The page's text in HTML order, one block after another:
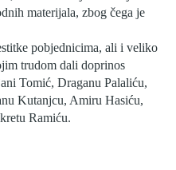
materijala, zbog čega je
pobjednicima, ali i veliko
trudom dali doprinos
Tomić, Draganu Palaliću,
Kutanjcu, Amiru Hasiću,
Ramiću.